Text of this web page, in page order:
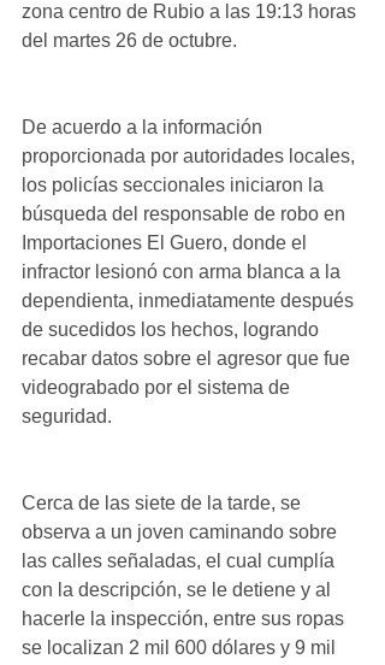
zona centro de Rubio a las 19:13 horas
del martes 26 de octubre.
De acuerdo a la información
proporcionada por autoridades locales,
los policías seccionales iniciaron la
búsqueda del responsable de robo en
Importaciones El Guero, donde el
infractor lesionó con arma blanca a la
dependienta, inmediatamente después
de sucedidos los hechos, logrando
recabar datos sobre el agresor que fue
videograbado por el sistema de
seguridad.
Cerca de las siete de la tarde, se
observa a un joven caminando sobre
las calles señaladas, el cual cumplía
con la descripción, se le detiene y al
hacerle la inspección, entre sus ropas
se localizan 2 mil 600 dólares y 9 mil